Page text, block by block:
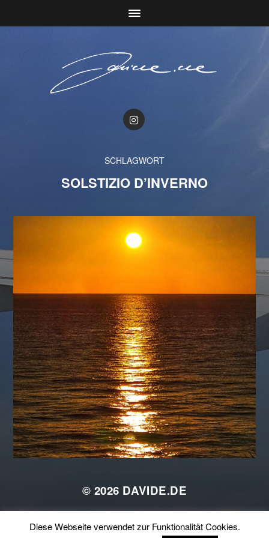
SCHLAGWORT
SOLSTIZIO D’INVERNO
© 2026 DAVIDE.DE
Diese Webseite verwendet zur Funktionalität Cookies.